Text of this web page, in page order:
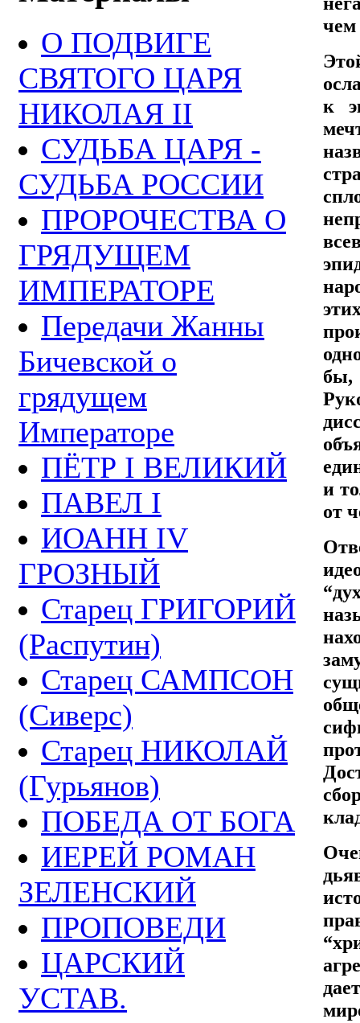
О ПОДВИГЕ
СВЯТОГО ЦАРЯ
НИКОЛАЯ II
СУДЬБА ЦАРЯ -
СУДЬБА РОССИИ
ПРОРОЧЕСТВА О
ГРЯДУЩЕМ
ИМПЕРАТОРЕ
Передачи Жанны
Бичевской о
грядущем
Императоре
ПЁТР I ВЕЛИКИЙ
ПАВЕЛ I
ИОАНН IV
ГРОЗНЫЙ
Старец ГРИГОРИЙ
(Распутин)
Старец САМПСОН
(Сиверс)
Старец НИКОЛАЙ
(Гурьянов)
ПОБЕДА ОТ БОГА
ИЕРЕЙ РОМАН
ЗЕЛЕНСКИЙ
ПРОПОВЕДИ
ЦАРСКИЙ
УСТАВ.
чем
к
бы,
и
от